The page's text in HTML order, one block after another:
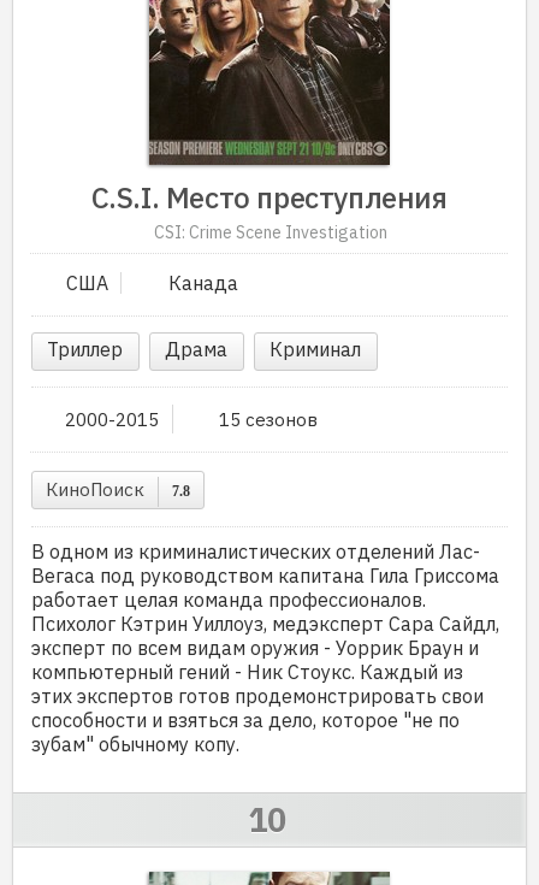
C.S.I. Место преступления
CSI: Crime Scene Investigation
США Канада
Триллер Драма Криминал
2000-2015 15 сезонов
КиноПоиск 7.8
В одном из криминалистических отделений Лас-
Вегаса под руководством капитана Гила Гриссома
работает целая команда профессионалов.
Психолог Кэтрин Уиллоуз, медэксперт Сара Сайдл,
эксперт по всем видам оружия - Уоррик Браун и
компьютерный гений - Ник Стоукс. Каждый из
этих экспертов готов продемонстрировать свои
способности и взяться за дело, которое "не по
зубам" обычному копу.